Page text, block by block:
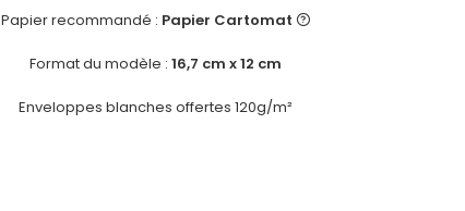
Papier recommandé : Papier Cartomat
Format du modèle : 16,7 cm x 12 cm
Enveloppes blanches offertes 120g/m²